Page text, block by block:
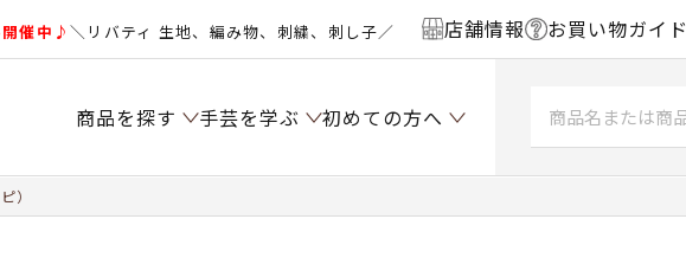
開催中♪＼リバティ 生地、編み物、刺繍、刺し子／ 店舗情報 お買い物ガイド
商品を探す 手芸を学ぶ 初めての方へ
）